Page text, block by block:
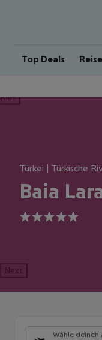
Top Deals
Türkei | Türkische
Baia
5
Next
Wähle deinen